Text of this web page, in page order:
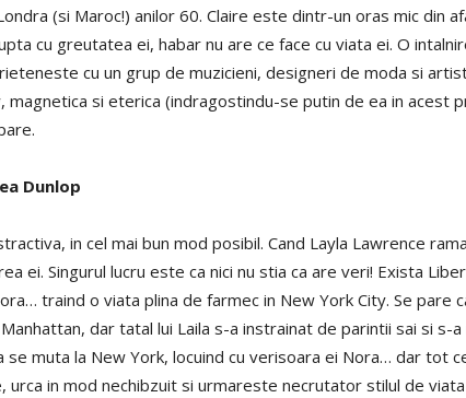
(si Maroc!) anilor 60. Claire este dintr-un oras mic din
cu greutatea ei, habar nu are ce face cu viata ei. O
cu un grup de muzicieni, designeri de moda si
si eterica (indragostindu-se putin de ea in acest
Dunlop
in cel mai bun mod posibil. Cand Layla Lawrence
ei. Singurul lucru este ca nici nu stia ca are veri! Exista
traind o viata plina de farmec in New York City. Se pare
dar tatal lui Laila s-a instrainat de parintii sai si s-
se muta la New York, locuind cu verisoara ei Nora… dar tot
urca in mod nechibzuit si urmareste necrutator stilul de